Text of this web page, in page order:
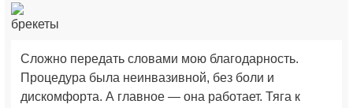
Сложно передать словами мою благодарность.
Процедура была неинвазивной, без боли и
дискомфорта. А главное — она работает. Тяга к